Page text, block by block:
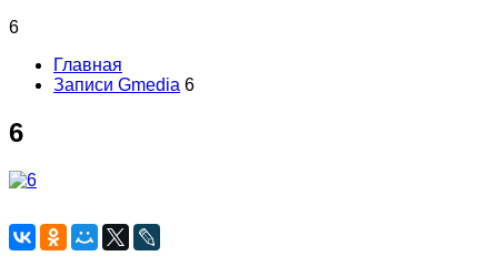
6
Главная
Записи Gmedia 6
6